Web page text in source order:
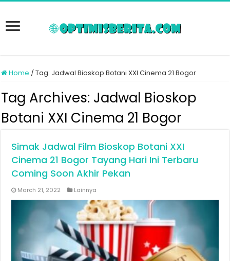
Home /Tag: Jadwal Bioskop Botani XXI Cinema 21 Bogor
Tag Archives: Jadwal Bioskop
Botani XXI Cinema 21 Bogor
Simak Jadwal Film Bioskop Botani XXI
Cinema 21 Bogor Tayang Hari Ini Terbaru
Coming Soon Akhir Pekan
March 21, 2022 Lainnya